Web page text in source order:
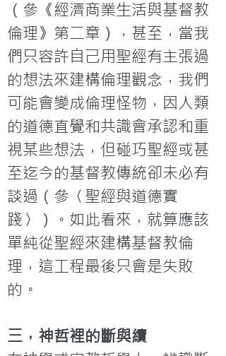
（參《經濟商業生活與基督教
倫理》第二章），甚至，當我
們只容許自己用聖經有主張過
的想法來建構倫理觀念，我們
可能會變成倫理怪物，因人類
的道德直覺和共識會承認和重
視某些想法，但碰巧聖經或甚
至迄今的基督教傳統卻未必有
談過（參〈聖經與道德實
踐〉）。如此看來，就算應該
單純從聖經來建構基督教倫
理，這工程最後只會是失敗
的。
三，神哲裡的斷與續